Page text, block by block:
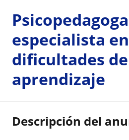
especialista en
dificultades de
aprendizaje
Descripción del